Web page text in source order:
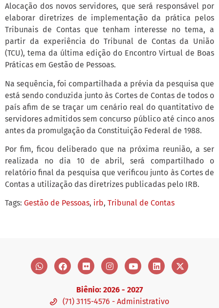
Alocação dos novos servidores, que será responsável por
elaborar diretrizes de implementação da prática pelos
Tribunais de Contas que tenham interesse no tema, a
partir da experiência do Tribunal de Contas da União
(TCU), tema da última edição do Encontro Virtual de Boas
Práticas em Gestão de Pessoas.
Na sequência, foi compartilhada a prévia da pesquisa que
está sendo conduzida junto às Cortes de Contas de todos o
país afim de se traçar um cenário real do quantitativo de
servidores admitidos sem concurso público até cinco anos
antes da promulgação da Constituição Federal de 1988.
Por fim, ficou deliberado que na próxima reunião, a ser
realizada no dia 10 de abril, será compartilhado o
relatório final da pesquisa que verificou junto às Cortes de
Contas a utilização das diretrizes publicadas pelo IRB.
Tags: Gestão de Pessoas, irb, Tribunal de Contas
Biênio: 2026 - 2027
(71) 3115-4576 - Administrativo